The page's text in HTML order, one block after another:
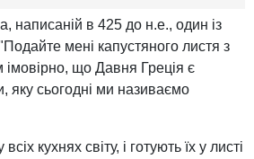
написаній в 425 до н.е., один із
мені капустяного листя з
що Давня Греція є
яку сьогодні ми називаємо
кухнях світу, і готують їх у листі